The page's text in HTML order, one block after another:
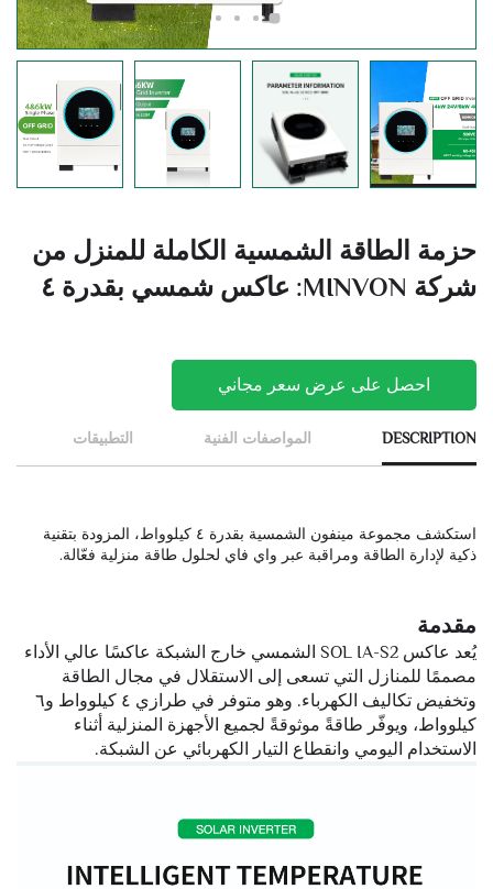
حزمة الطاقة الشمسية الكاملة للمنزل من
شركة MINVON: عاكس شمسي بقدرة ٤
للطاقة ومراقبة عبر واي فاي
احصل على عرض سعر مجاني
DESCRIPTION المواصفات الفنية التطبيقات
استكشف مجموعة مينفون الشمسية بقدرة ٤ كيلوواط، المزودة بتقنية
ذكية لإدارة الطاقة ومراقبة عبر واي فاي لحلول طاقة منزلية فعّالة.
مقدمة
يُعد عاكس SOL IA-S2 الشمسي خارج الشبكة عاكسًا عالي الأداء
مصممًا للمنازل التي تسعى إلى الاستقلال في مجال الطاقة
وتخفيض تكاليف الكهرباء. وهو متوفر في طرازي ٤ كيلوواط و٦
كيلوواط، ويوفّر طاقةً موثوقةً لجميع الأجهزة المنزلية أثناء
الاستخدام اليومي وانقطاع التيار الكهربائي عن الشبكة.